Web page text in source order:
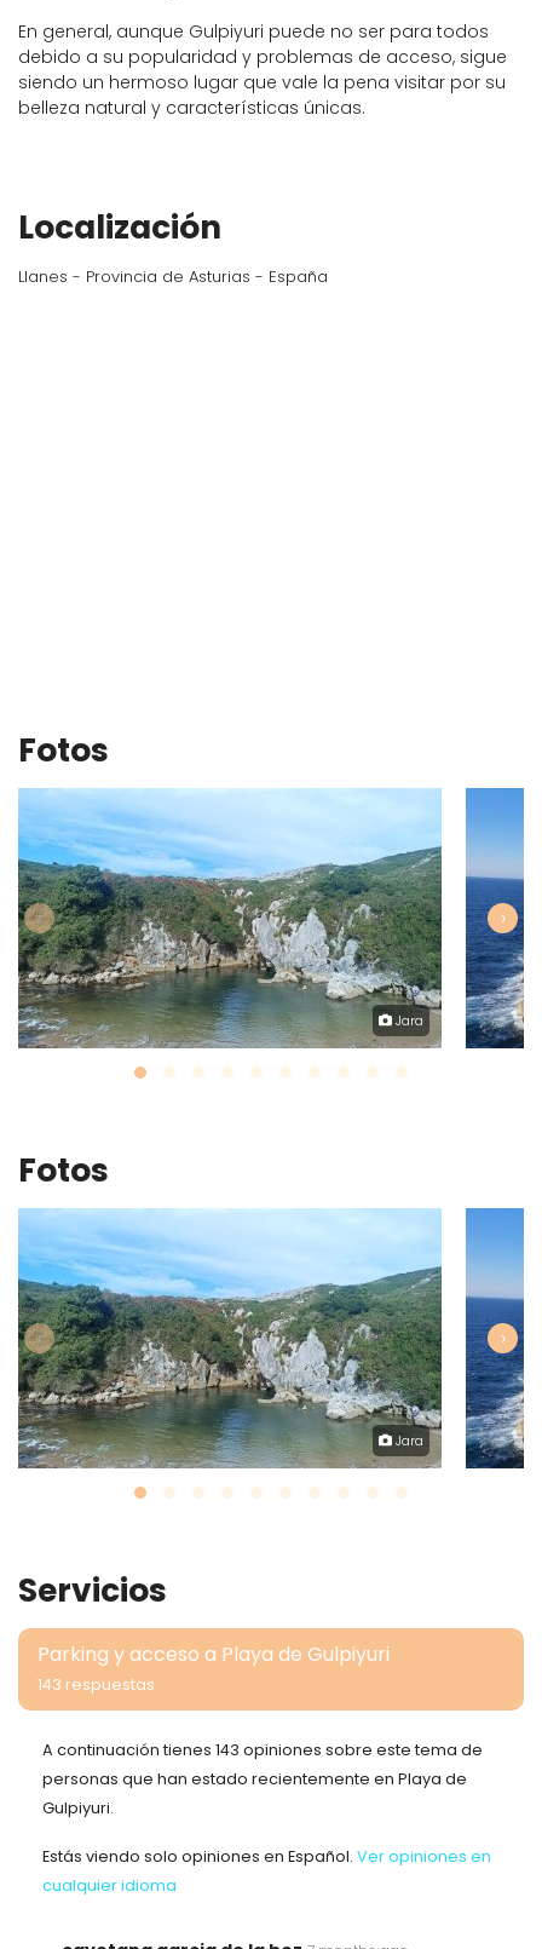
En general, aunque Gulpiyuri puede no ser para todos
debido a su popularidad y problemas de acceso, sigue
siendo un hermoso lugar que vale la pena visitar por su
belleza natural y características únicas.
Localización
Llanes - Provincia de Asturias - España
Fotos
Jara
‹ ›
Fotos
Jara
‹ ›
Servicios
Parking y acceso a Playa de Gulpiyuri
143 respuestas
A continuación tienes 143 opiniones sobre este tema de
personas que han estado recientemente en Playa de
Gulpiyuri.
Estás viendo solo opiniones en Español. Ver opiniones en
cualquier idioma